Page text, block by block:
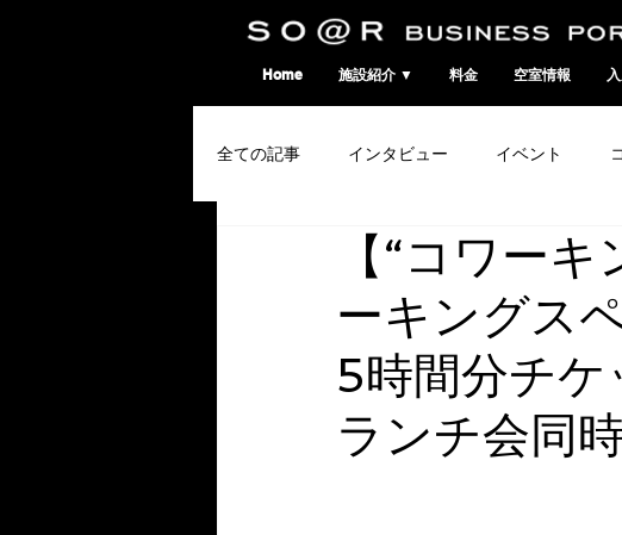
SO@Rビジネスポート｜広島市のシェアオフィス・コワーキングスペース
Home 施設紹介 ▼ 料金 空室情報
全ての記事 インタビュー イベント
コワーキングウィーク【“コワー
ーキングス
5時間分チ
ランチ会同